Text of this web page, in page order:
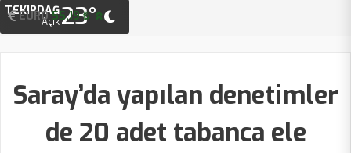
EURO 55.19 ₺
STERLIN 64.38 ₺
TEKIRDAĞ
Açık23°
Saray’da yapılan denetimler
de 20 adet tabanca ele